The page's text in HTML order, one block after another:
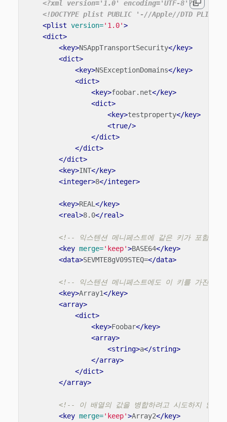
<?xml version='1.0' encoding='UTF-8'?>
<!DOCTYPE plist PUBLIC '-//Apple//DTD
<plist version='1.0'>
<dict>
<key>NSAppTransportSecurity</key>
<dict>
<key>NSExceptionDomains</key>
<dict>
<key>foobar.net</key>
<dict>
<key>testproperty</key>
<true/>
</dict>
</dict>
</dict>
<key>INT</key>
<integer>8</integer>
<key>REAL</key>
<real>8.0</real>
<!-- 익스텐션 메니페스트에 같은 키가 포함되
<key merge='keep'>BASE64</key>
<data>SEVMTE8gV09STEQ=</data>
<!-- 익스텐션 메니페스트에도 이 키를 가진 배
<key>Array1</key>
<array>
<dict>
<key>Foobar</key>
<array>
<string>a</string>
</array>
</dict>
</array>
<!-- 이 배열의 값을 병합하려고 시도하지 않고,
<key merge='keep'>Array2</key>